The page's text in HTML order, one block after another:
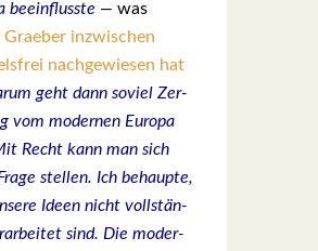
beein­fluss­te — was
Grae­ber inzwi­schen
nach­ge­wie­sen hat
geht dann soviel Zer­
vom moder­nen Euro­pa
Recht kann man sich
stel­len. Ich behaup­te,
Ideen nicht voll­stän­
sind. Die moder­